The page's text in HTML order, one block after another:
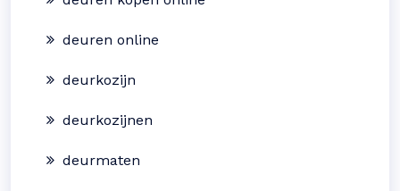
deuren online
deurkozijn
deurkozijnen
deurmaten